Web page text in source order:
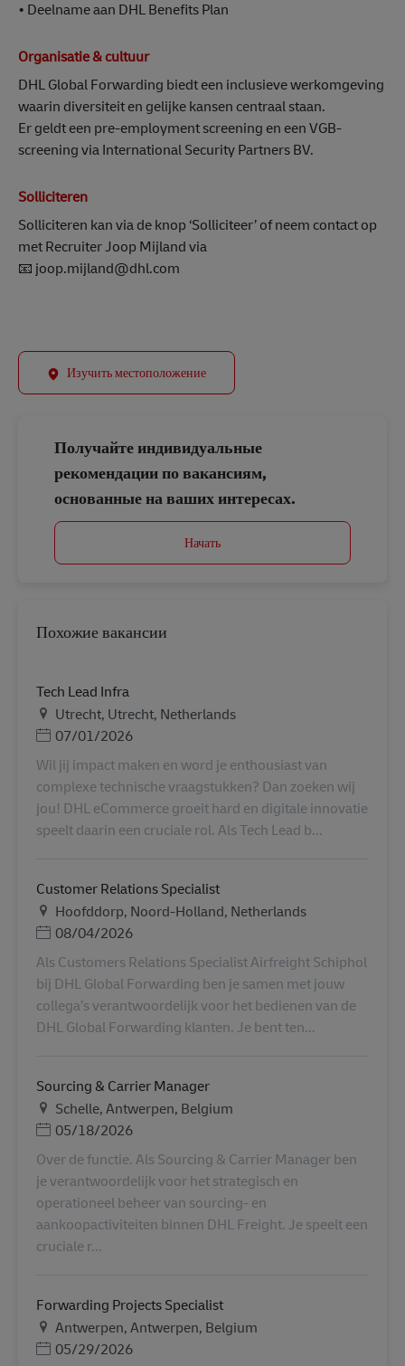
• Deelname aan DHL Benefits Plan
Organisatie & cultuur
DHL Global Forwarding biedt een inclusieve werkomgeving
waarin diversiteit en gelijke kansen centraal staan.
Er geldt een pre-employment screening en een VGB-
screening via International Security Partners BV.
Solliciteren
Solliciteren kan via de knop ‘Solliciteer’ of neem contact op
met Recruiter Joop Mijland via
📧 joop.mijland@dhl.com
Изучить местоположение
Получайте индивидуальные
рекомендации по вакансиям,
основанные на ваших интересах.
Начать
Похожие вакансии
Tech Lead Infra
Местоположение
Utrecht, Utrecht, Netherlands
Дата публикации
07/01/2026
Wil jij impact maken en word je enthousiast van
complexe technische vraagstukken? Dan zoeken wij
jou! DHL eCommerce groeit hard en digitale innovatie
speelt daarin een cruciale rol. Als Tech Lead b...
Customer Relations Specialist
Местоположение
Hoofddorp, Noord-Holland, Netherlands
Дата публикации
08/04/2026
Als Customers Relations Specialist Airfreight Schiphol
bij DHL Global Forwarding ben je samen met jouw
collega’s verantwoordelijk voor het bedienen van de
DHL Global Forwarding klanten. Je bent ten...
Sourcing & Carrier Manager
Местоположение
Schelle, Antwerpen, Belgium
Дата публикации
05/18/2026
Over de functie. Als Sourcing & Carrier Manager ben
je verantwoordelijk voor het strategisch en
operationeel beheer van sourcing- en
aankoopactiviteiten binnen DHL Freight. Je speelt een
cruciale r...
Forwarding Projects Specialist
Местоположение
Antwerpen, Antwerpen, Belgium
Дата публикации
05/29/2026